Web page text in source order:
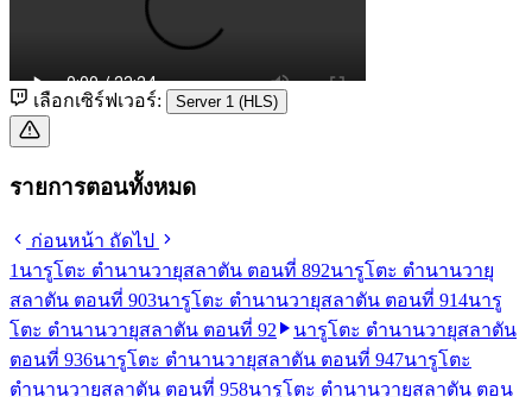
เลือกเซิร์ฟเวอร์: Server 1 (HLS)
รายการตอนทั้งหมด
ก่อนหน้า ถัดไป
1 นารูโตะ ตำนานวายุสลาตัน ตอนที่ 892นารูโตะ ตำนานวายุ
สลาตัน ตอนที่ 903นารูโตะ ตำนานวายุสลาตัน ตอนที่ 914นารู
โตะ ตำนานวายุสลาตัน ตอนที่ 92
นารูโตะ ตำนานวายุสลาตัน
ตอนที่ 936นารูโตะ ตำนานวายุสลาตัน ตอนที่ 947นารูโตะ
ตำนานวายุสลาตัน ตอนที่ 958นารูโตะ ตำนานวายุสลาตัน ตอน